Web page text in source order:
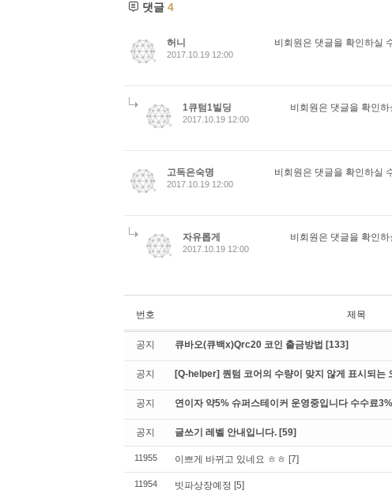
댓글 4
허니
2017.10.19 12:00
비회원은 댓글을 확인하실
1큐텀1빌딩
2017.10.19 12:00
비회원은 댓글을 확인
고독은숙명
2017.10.19 12:00
비회원은 댓글을 확인하실
자유롭게
2017.10.19 12:00
비회원은 댓글을 확인
번호 제목
공지 큐바오(큐백x)Qrc20 코인 출금방법 [133]
공지 [Q-helper] 퀀텀 코어의 수량이 맞지 않게 표시되는
공지 연이자 약5% 슈퍼스테이커 운영중입니다 수수료
공지 글쓰기 레벨 안내입니다. [59]
11955 이쁘게 바뀌고 있네요 ㅎㅎ [7]
11954 빗파상장예정 [5]